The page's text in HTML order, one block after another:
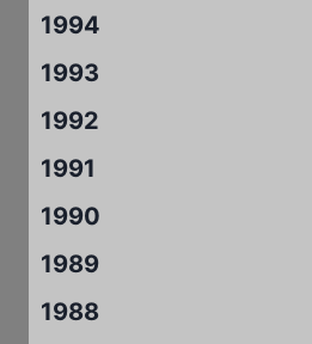
1994
1993
1992
1991
1990
1989
1988